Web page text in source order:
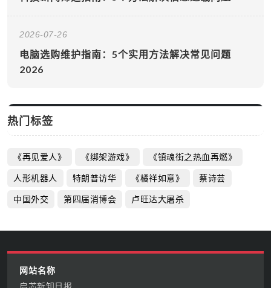
2026-07-26
电脑选购维护指南：5个实用方法解决常见问题
2026
热门标签
《再见爱人》 《绑架游戏》 《镇魂街之热血再燃》
人形机器人 特朗普访华 《橘祥如意》 蔡诗芸
中国外交 第四届消博会 卢旺达大屠杀
网站名称